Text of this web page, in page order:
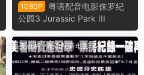
1080P
粤语配音电影侏罗纪
公园3 Jurassic Park III
无台标·粤语配音电影